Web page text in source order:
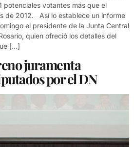
votantes más que el
de 2012. Así lo establece un informe
el presidente de la Junta Central
quien ofreció los detalles del
[…]
juramenta
por el DN